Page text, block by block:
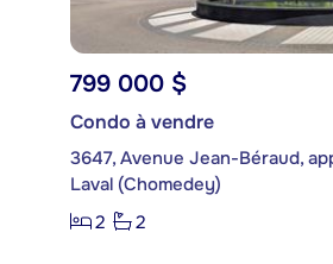
799 000 $
Condo à vendre
3647, Avenue Jean-Béraud,
Laval (Chomedey)
2
2